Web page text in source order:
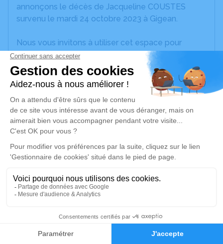
Faire-part Hommages
annonçons le décès de Jacqueline COUSTES
survenu le mardi 24 octobre 2023 à Gigean.
Nous vous invitons à utiliser cet espace pour
laisser vos condoléances, partager des photos
souvenirs, une anecdote ou exprimer vos pensées
à travers des poèmes ou des textes. Cet endroit
est un lieu d'expression dédié à honorer la
mémoire de Jacqueline COUSTES.
Crémation
Information indisponible
Auprès d'Un Arbre de Balaruc les Bains
34540 Balaruc les Bains